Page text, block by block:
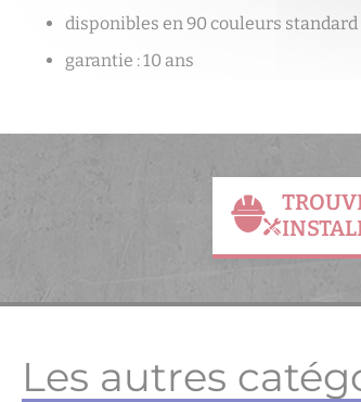
disponibles en 90 couleurs
garantie : 10 ans
Les autres